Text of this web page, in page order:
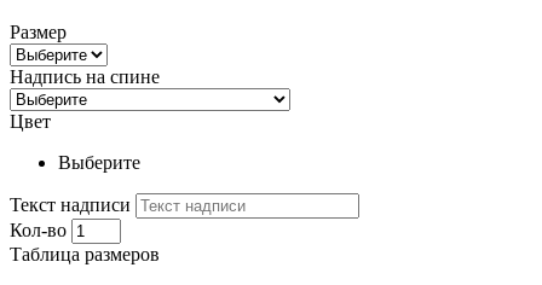
Размер
Надпись на спине
Цвет
Выберите
Текст надписи
Кол-во
Таблица размеров